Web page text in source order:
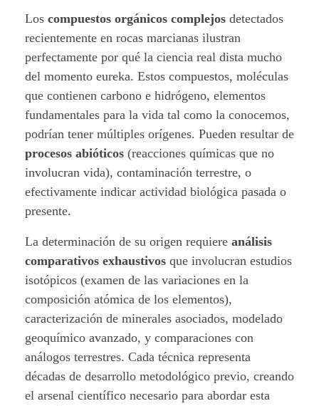
Los compuestos orgánicos complejos detectados
recientemente en rocas marcianas ilustran
perfectamente por qué la ciencia real dista mucho
del momento eureka. Estos compuestos, moléculas
que contienen carbono e hidrógeno, elementos
fundamentales para la vida tal como la conocemos,
podrían tener múltiples orígenes. Pueden resultar de
procesos abióticos (reacciones químicas que no
involucran vida), contaminación terrestre, o
efectivamente indicar actividad biológica pasada o
presente.
La determinación de su origen requiere análisis
comparativos exhaustivos que involucran estudios
isotópicos (examen de las variaciones en la
composición atómica de los elementos),
caracterización de minerales asociados, modelado
geoquímico avanzado, y comparaciones con
análogos terrestres. Cada técnica representa
décadas de desarrollo metodológico previo, creando
el arsenal científico necesario para abordar esta